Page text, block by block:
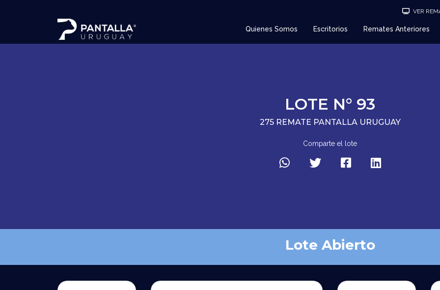
VER
Quienes Somos Escritorios Remates Anteriores
LOTE N° 93
275 REMATE PANTALLA URUGUAY
Comparte el lote
Lote Abierto